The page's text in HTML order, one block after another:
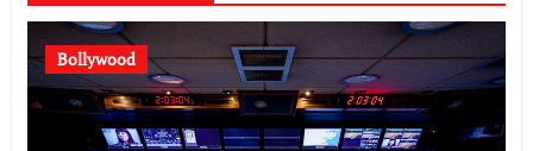
Bollywood